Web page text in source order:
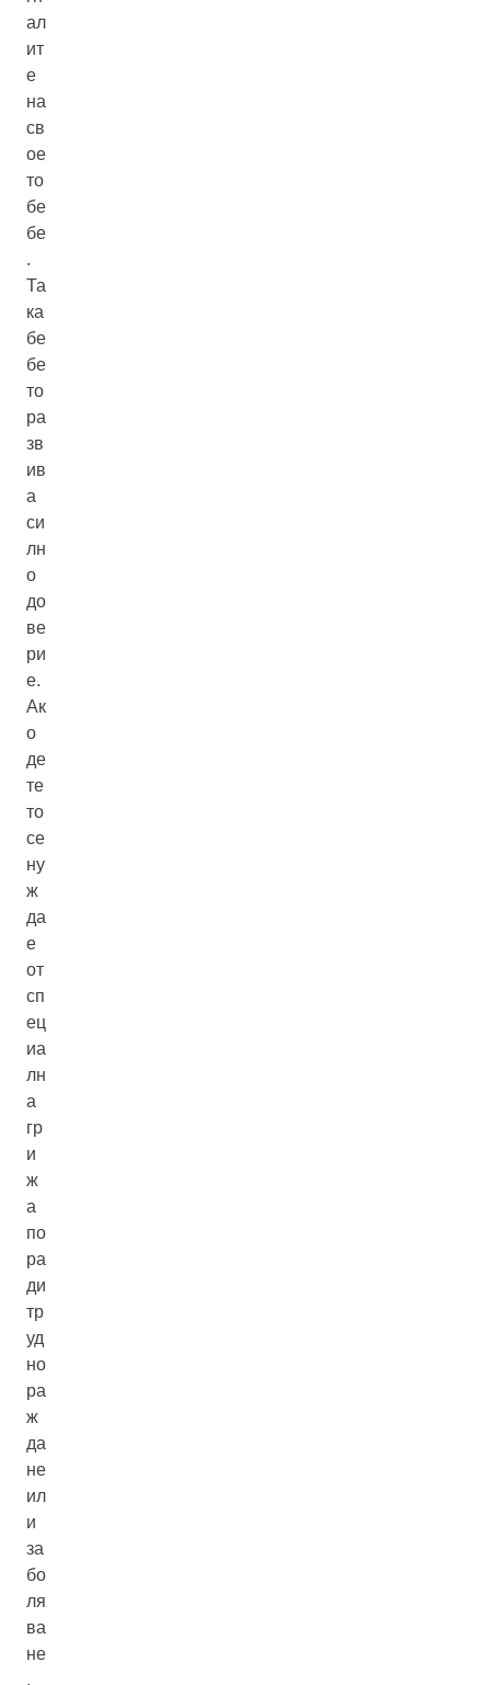
ал
ит
е
на
св
ое
то
бе
бе
.
Та
ка
бе
бе
то
ра
зв
ив
а
си
лн
о
до
ве
ри
е.
Ак
о
де
те
то
се
ну
ж
да
е
от
сп
ец
иа
лн
а
гр
и
ж
а
по
ра
ди
тр
уд
но
ра
ж
да
не
ил
и
за
бо
ля
ва
не
,